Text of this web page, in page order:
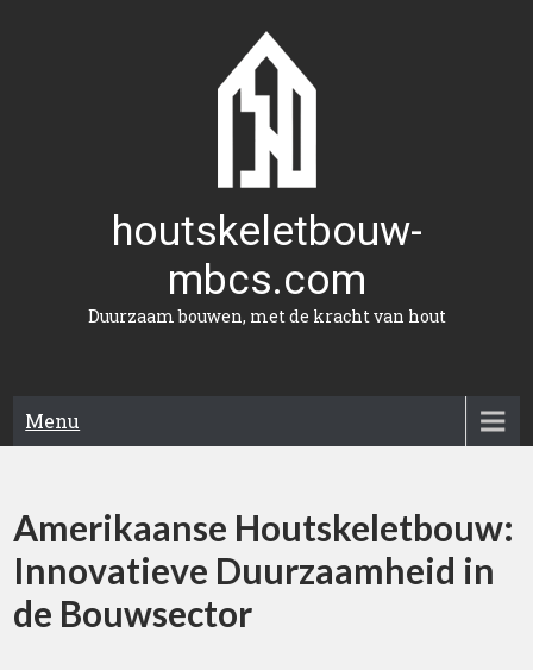
houtskeletbouw-
mbcs.com
Duurzaam bouwen, met de kracht van hout
Menu
Amerikaanse Houtskeletbouw:
Innovatieve Duurzaamheid in
de Bouwsector